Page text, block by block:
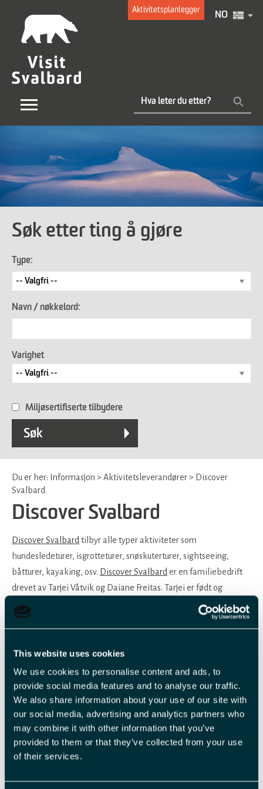
This website uses cookies
We use cookies to personalise content and ads, to
provide social media features and to analyse our traffic.
We also share information about your use of our site with
our social media, advertising and analytics partners who
may combine it with other information that you’ve
provided to them or that they’ve collected from your use
of their services.
Aktivitetsplanlegger
NO
Søk etter ting å gjøre
Type:
Navn / nøkkelord:
Varighet
Miljøsertifiserte tilbydere
Du er her: Informasjon > Aktivitetsleverandører> Discover
Svalbard
Discover Svalbard
Discover Svalbardtilbyr alle typer aktiviteter som
hundesledeturer, isgrotteturer, snøskuterturer, sightseeing,
båtturer, kayaking, osv. Discover Svalbard er en familiebedrift
drevet av Tarjei Våtvik og Daiane Freitas. Tarjei er født og
oppvokst i Longyearbyen og har god kunnskap om Svalbard.
Foreldrene hans bor fortsatt i Longyearbyen og eier
fra Rio de Janeiro, og har bodd på Svalbard siden 2008. Både
Tarjei og Daiane har jobbet med turismen på Svalbard i ca. 10 år.
Vi jobber med å synliggjøre alle aktiviteter som finnes på
Svalbard for de tilreisende. Vi samarbeider med flere aktører på
Svalbard, dette fører til at vi kan tilby et bredt spekter av
aktiviteter - både sommer og vinter. Vi hjelper til med
overnatting, dagsturer, ekspedisjoner, mat opplevelse,